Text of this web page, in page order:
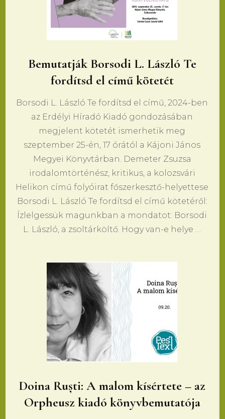
Bemutatják Borsodi L. László Te
fordítsd el című kötetét
Borsodi L. László Te fordítsd el című, 2024-ben
az Erdélyi Híradó Kiadó gondozásában
megjelent kötetét ismerhetik meg
szeptember 25-én, 17 órától a Kájoni János
Megyei Könyvtárban. Demeter Zsuzsa
irodalomtörténész, kritikus, a kolozsvári
Helikon című folyóirat főszerkesztő-helyettese
Borsodi L. László Te fordítsd el című kötetéről:
Ízlelgessük magunkban a mondatot: Borsodi
L. László, a zsoltárköltő. Hogy van-e helye …
Doina Ruști: A malom kísértete – az
Orpheusz kiadó könyvbemutatója